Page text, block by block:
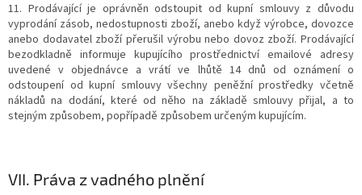
11. Prodávající je oprávněn odstoupit od kupní smlouvy z důvodu
vyprodání zásob, nedostupnosti zboží, anebo když výrobce, dovozce
anebo dodavatel zboží přerušil výrobu nebo dovoz zboží. Prodávající
bezodkladně informuje kupujícího prostřednictví emailové adresy
uvedené v objednávce a vrátí ve lhůtě 14 dnů od oznámení o
odstoupení od kupní smlouvy všechny peněžní prostředky včetně
nákladů na dodání, které od něho na základě smlouvy přijal, a to
stejným způsobem, popřípadě způsobem určeným kupujícím.
VII. Práva z vadného plnění